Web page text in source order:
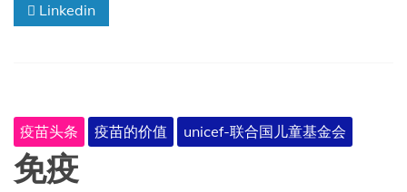
平
Linkedin
疫苗头条 疫苗的价值 unicef-联合国儿童基金会
免疫